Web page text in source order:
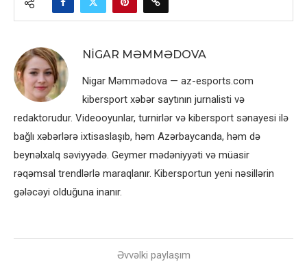
NIGAR MƏMMƏDOVA
Nigar Məmmədova — az-esports.com
kibersport xəbər saytının jurnalisti və
redaktorudur. Videooyunlar, turnirlər və kibersport sənayesi ilə
bağlı xəbərlərə ixtisaslaşıb, həm Azərbaycanda, həm də
beynəlxalq səviyyədə. Geymer mədəniyyəti və müasir
rəqəmsal trendlərlə maraqlanır. Kibersportun yeni nəsillərin
gələcəyi olduğuna inanır.
Əvvəlki paylaşım